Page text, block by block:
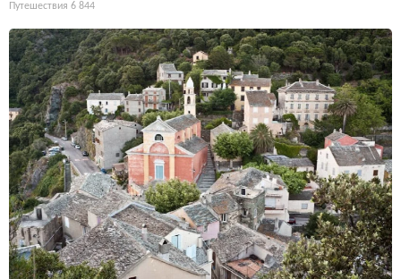
Путешествия 6 844